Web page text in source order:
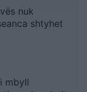
nuk
shtyhet
mbyll